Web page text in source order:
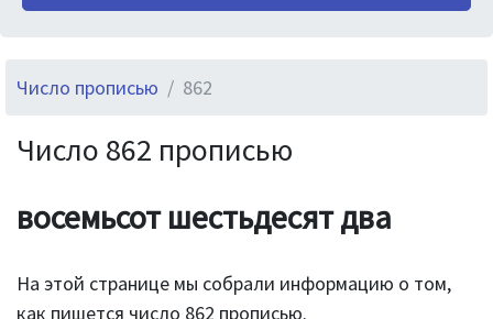
Число прописью 862
Число 862 прописью
восемьсот шестьдесят два
На этой странице мы собрали информацию о том,
как пишется число 862 прописью.